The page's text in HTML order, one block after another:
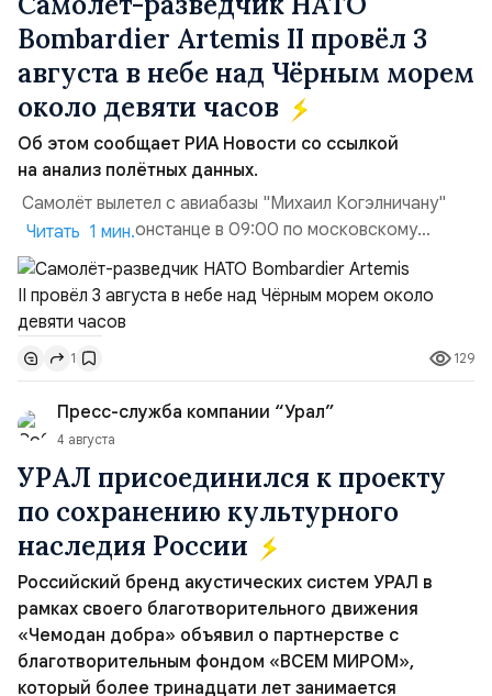
Bombardier Artemis II провёл 3
августа в небе над Чёрным морем
около девяти часов
Об этом сообщает РИА Новости со ссылкой
на анализ полётных данных.
Самолёт вылетел с авиабазы "Михаил Когэлничану"
в румынской Констанце в 09:00 по московскому
времени и направился по прямой к турецко-грузинской
границе. На базу самолёт вернулся после 18 часов,
совершив три облёта примерно по одной
траектории.Не исключено, что Artemis II участвовал в
наведени...
Читать 1 мин.
1 129
Пресс-служба компании “Урал”
4 августа
УРАЛ присоединился к проекту
по сохранению культурного
наследия России
Российский бренд акустических систем УРАЛ в
рамках своего благотворительного движения
«Чемодан добра» объявил о партнерстве с
благотворительным фондом «ВСЕМ МИРОМ»,
который более тринадцати лет занимается